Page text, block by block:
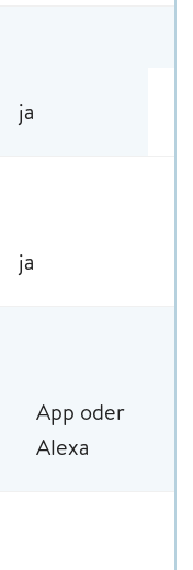
ja
ja
App oder
Alexa